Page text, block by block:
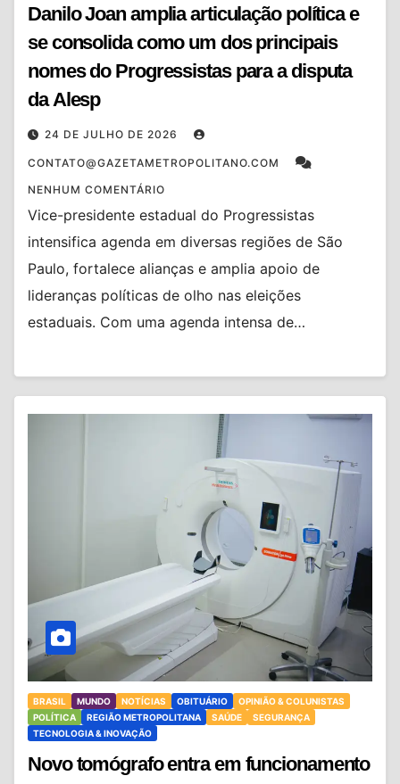
Danilo Joan amplia articulação política e
se consolida como um dos principais
nomes do Progressistas para a disputa
da Alesp
24 DE JULHO DE 2026
CONTATO@GAZETAMETROPOLITANO.COM
NENHUM COMENTÁRIO
Vice-presidente estadual do Progressistas
intensifica agenda em diversas regiões de São
Paulo, fortalece alianças e amplia apoio de
lideranças políticas de olho nas eleições
estaduais. Com uma agenda intensa de…
BRASIL MUNDO NOTÍCIAS OBITUÁRIO
OPINIÃO & COLUNISTAS
POLÍTICA
REGIÃO METROPOLITANA SAÚDE
SEGURANÇA
TECNOLOGIA & INOVAÇÃO
Novo tomógrafo entra em funcionamento